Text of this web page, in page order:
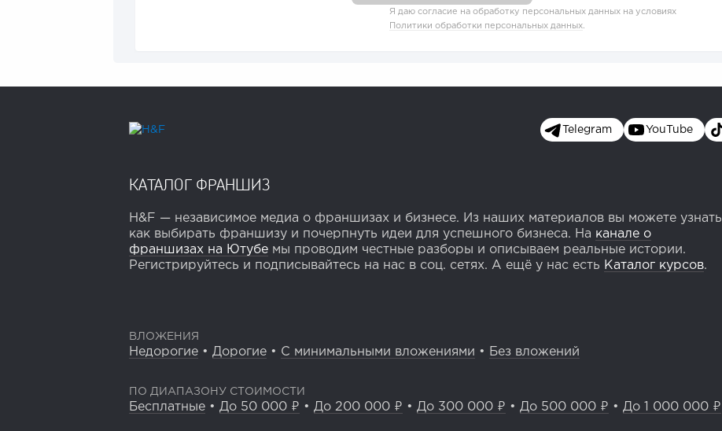
Я даю согласие на обработку персональных данных на условиях
Политики обработки персональных данных.
Telegram YouTube
КАТАЛОГ ФРАНШИЗ
H&F — независимое медиа о франшизах и бизнесе. Из наших материалов вы можете узнать
как выбирать франшизу и почерпнуть идеи для успешного бизнеса. На канале о
франшизах на Ютубе мы проводим честные разборы и описываем реальные истории.
Регистрируйтесь и подписывайтесь на нас в соц. сетях. А ещё у нас есть Каталог курсов.
ВЛОЖЕНИЯ
Недорогие • Дорогие • С минимальными вложениями • Без вложений
ПО ДИАПАЗОНУ СТОИМОСТИ
Бесплатные • До 50 000 ₽ • До 200 000 ₽ • До 300 000 ₽ • До 500 000 ₽ • До 1 000 000 ₽